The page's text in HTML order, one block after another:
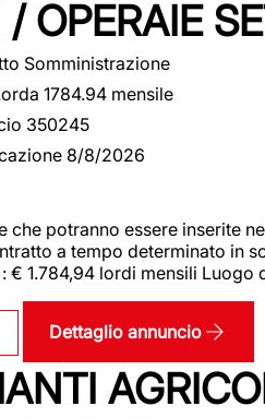
/ OPERAIE
Somministrazione
1784.94 mensile
350245
8/8/2026
che potranno essere inserite
a tempo determinato in
€ 1.784,94 lordi mensili
Dettaglio annuncio